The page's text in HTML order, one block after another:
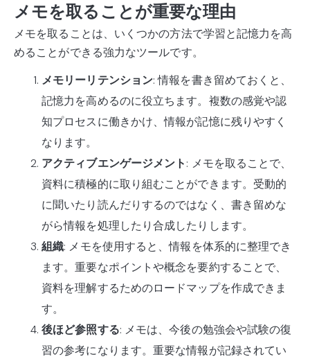
メモを取ることが重要な理由
メモを取ることは、いくつかの方法で学習と記憶力を高
めることができる強力なツールです。
メモリーリテンション: 情報を書き留めておくと、
記憶力を高めるのに役立ちます。複数の感覚や認
知プロセスに働きかけ、情報が記憶に残りやすく
なります。
アクティブエンゲージメント: メモを取ることで、
資料に積極的に取り組むことができます。受動的
に聞いたり読んだりするのではなく、書き留めな
がら情報を処理したり合成したりします。
組織: メモを使用すると、情報を体系的に整理でき
ます。重要なポイントや概念を要約することで、
資料を理解するためのロードマップを作成できま
す。
後ほど参照する: メモは、今後の勉強会や試験の復
習の参考になります。重要な情報が記録されてい